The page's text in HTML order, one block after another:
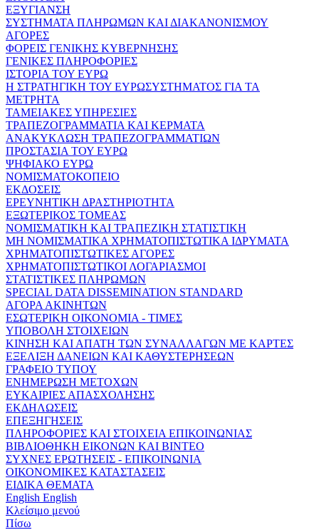
ΕΞΥΓΙΑΝΣΗ
ΣΥΣΤΗΜΑΤΑ ΠΛΗΡΩΜΩΝ ΚΑΙ ΔΙΑΚΑΝΟΝΙΣΜΟΥ
ΑΓΟΡΕΣ
ΦΟΡΕΙΣ ΓΕΝΙΚΗΣ ΚΥΒΕΡΝΗΣΗΣ
ΓΕΝΙΚΕΣ ΠΛΗΡΟΦΟΡΙΕΣ
ΙΣΤΟΡΙΑ ΤΟΥ ΕΥΡΩ
Η ΣΤΡΑΤΗΓΙΚΗ ΤΟΥ ΕΥΡΩΣΥΣΤΗΜΑΤΟΣ ΓΙΑ ΤΑ
ΜΕΤΡΗΤΑ
ΤΑΜΕΙΑΚΕΣ ΥΠΗΡΕΣΙΕΣ
ΤΡΑΠΕΖΟΓΡΑΜΜΑΤΙΑ ΚΑΙ ΚΕΡΜΑΤΑ
ΑΝΑΚΥΚΛΩΣΗ ΤΡΑΠΕΖΟΓΡΑΜΜΑΤΙΩΝ
ΠΡΟΣΤΑΣΙΑ ΤΟΥ ΕΥΡΩ
ΨΗΦΙΑΚΟ ΕΥΡΩ
ΝΟΜΙΣΜΑΤΟΚΟΠΕΙΟ
ΕΚΔΟΣΕΙΣ
ΕΡΕΥΝΗΤΙΚΗ ΔΡΑΣΤΗΡΙΟΤΗΤΑ
ΕΞΩΤΕΡΙΚΟΣ ΤΟΜΕΑΣ
ΝΟΜΙΣΜΑΤΙΚΗ ΚΑΙ ΤΡΑΠΕΖΙΚΗ ΣΤΑΤΙΣΤΙΚΗ
ΜΗ ΝΟΜΙΣΜΑΤΙΚΑ ΧΡΗΜΑΤΟΠΙΣΤΩΤΙΚΑ ΙΔΡΥΜΑΤΑ
ΧΡΗΜΑΤΟΠΙΣΤΩΤΙΚΕΣ ΑΓΟΡΕΣ
ΧΡΗΜΑΤΟΠΙΣΤΩΤΙΚΟΙ ΛΟΓΑΡΙΑΣΜΟΙ
ΣΤΑΤΙΣΤΙΚΕΣ ΠΛΗΡΩΜΩΝ
SPECIAL DATA DISSEMINATION STANDARD
ΑΓΟΡΑ ΑΚΙΝΗΤΩΝ
ΕΣΩΤΕΡΙΚΗ ΟΙΚΟΝΟΜΙΑ - ΤΙΜΕΣ
ΥΠΟΒΟΛΗ ΣΤΟΙΧΕΙΩΝ
ΚΙΝΗΣΗ ΚΑΙ ΑΠΑΤΗ ΤΩΝ ΣΥΝΑΛΛΑΓΩΝ ΜΕ ΚΑΡΤΕΣ
ΕΞΕΛΙΞΗ ΔΑΝΕΙΩΝ ΚΑΙ ΚΑΘΥΣΤΕΡΗΣΕΩΝ
ΓΡΑΦΕΙΟ ΤΥΠΟΥ
ΕΝΗΜΕΡΩΣΗ ΜΕΤΟΧΩΝ
ΕΥΚΑΙΡΙΕΣ ΑΠΑΣΧΟΛΗΣΗΣ
ΕΚΔΗΛΩΣΕΙΣ
ΕΠΕΞΗΓΗΣΕΙΣ
ΠΛΗΡΟΦΟΡΙΕΣ ΚΑΙ ΣΤΟΙΧΕΙΑ ΕΠΙΚΟΙΝΩΝΙΑΣ
ΒΙΒΛΙΟΘΗΚΗ ΕΙΚΟΝΩΝ ΚΑΙ ΒΙΝΤΕΟ
ΣΥΧΝΕΣ ΕΡΩΤΗΣΕΙΣ - ΕΠΙΚΟΙΝΩΝΙΑ
ΟΙΚΟΝΟΜΙΚΕΣ ΚΑΤΑΣΤΑΣΕΙΣ
ΕΙΔΙΚΑ ΘΕΜΑΤΑ
English English
Κλείσιμο μενού
Πίσω